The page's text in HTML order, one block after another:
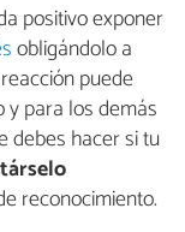
positivo exponer
obligándolo a
puede
para los demás
debes hacer si tu
reconocimiento.